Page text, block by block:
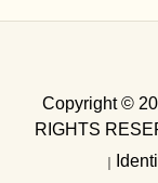
內控及內稽
Copyright ©
RIGHTS
｜